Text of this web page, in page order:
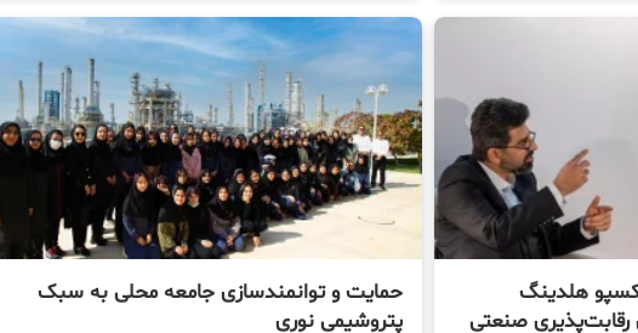
هلدینگ
رقابت‌پذیری صنعتی
حمایت و توانمندسازی جامعه محلی به سبک
پتروشیمی نوری